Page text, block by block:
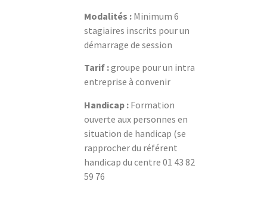
Modalités : Minimum 6
stagiaires inscrits pour un
démarrage de session
Tarif :groupe pour un intra
entreprise à convenir
Handicap : Formation
ouverte aux personnes en
situation de handicap (se
rapprocher du référent
handicap du centre 01 43 82
59 76